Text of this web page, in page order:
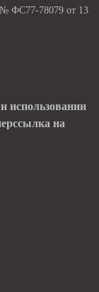
№ ФС77-78079 от 13
использовании
на